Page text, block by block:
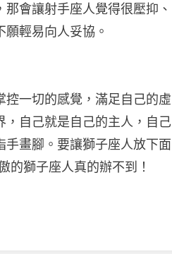
會讓射手座人覺得很壓抑、
輕易向人妥協。
一切的感覺，滿足自己的虛
，自己就是自己的主人，自己
畫腳。要讓獅子座人放下面
的獅子座人真的辦不到！